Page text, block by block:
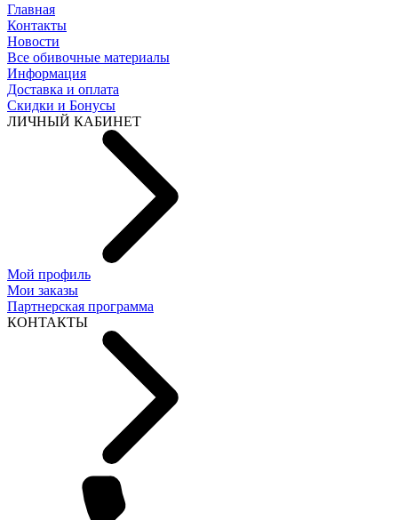
Главная
Контакты
Новости
Все обивочные материалы
Информация
Доставка и оплата
Скидки и Бонусы
ЛИЧНЫЙ КАБИНЕТ
Мой профиль
Мои заказы
Партнерская программа
КОНТАКТЫ